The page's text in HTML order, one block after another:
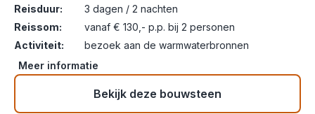
Reisduur:
3 dagen / 2 nachten
Reissom:
vanaf € 130,- p.p. bij 2 personen
Activiteit:
bezoek aan de warmwaterbronnen
Meer informatie
Bekijk deze bouwsteen